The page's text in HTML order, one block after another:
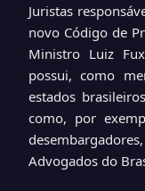
Juristas
novo Código de
Ministro Luiz
possui, como
estados
como, por
Advogados do